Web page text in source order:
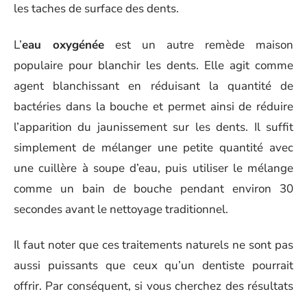
les taches de surface des dents.
L’eau oxygénée est un autre remède maison
populaire pour blanchir les dents. Elle agit comme
agent blanchissant en réduisant la quantité de
bactéries dans la bouche et permet ainsi de réduire
l’apparition du jaunissement sur les dents. Il suffit
simplement de mélanger une petite quantité avec
une cuillère à soupe d’eau, puis utiliser le mélange
comme un bain de bouche pendant environ 30
secondes avant le nettoyage traditionnel.
Il faut noter que ces traitements naturels ne sont pas
aussi puissants que ceux qu’un dentiste pourrait
offrir. Par conséquent, si vous cherchez des résultats